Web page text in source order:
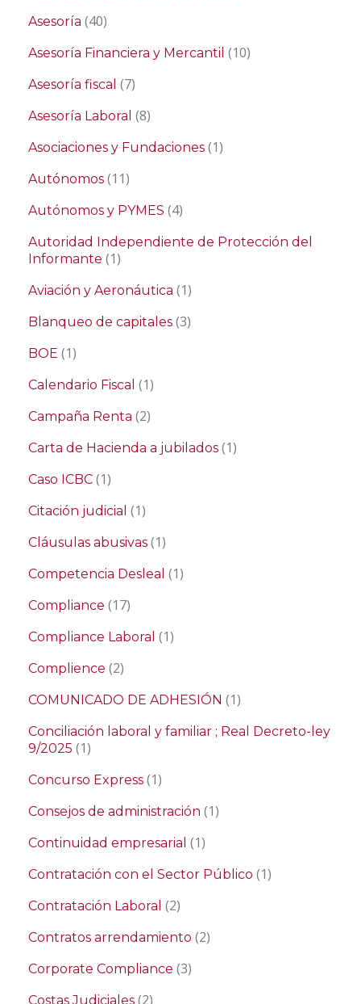
Asesoría (40)
Asesoría Financiera y Mercantil (10)
Asesoría fiscal (7)
Asesoría Laboral (8)
Asociaciones y Fundaciones (1)
Autónomos (11)
Autónomos y PYMES (4)
Autoridad Independiente de Protección del
Informante (1)
Aviación y Aeronáutica (1)
Blanqueo de capitales (3)
BOE (1)
Calendario Fiscal (1)
Campaña Renta (2)
Carta de Hacienda a jubilados (1)
Caso ICBC (1)
Citación judicial (1)
Cláusulas abusivas (1)
Competencia Desleal (1)
Compliance (17)
Compliance Laboral (1)
Complience (2)
COMUNICADO DE ADHESIÓN (1)
Conciliación laboral y familiar ; Real Decreto-ley
9/2025 (1)
Concurso Express (1)
Consejos de administración (1)
Continuidad empresarial (1)
Contratación con el Sector Público (1)
Contratación Laboral (2)
Contratos arrendamiento (2)
Corporate Compliance (3)
Costas Judiciales (2)